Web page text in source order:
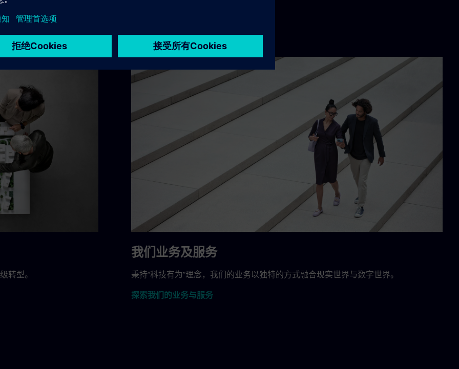
转型。
我们业务及服务
秉持“科技有为”理念，我们的业务以独特的方式融合现实世界与数字世界。
探索我们的业务与服务